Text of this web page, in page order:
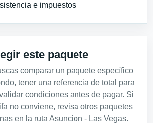
e impuestos
este paquete
comparar un paquete específico
tener una referencia de total para
condiciones antes de pagar. Si
no conviene, revisa otros paquetes
en la ruta Asunción - Las Vegas.